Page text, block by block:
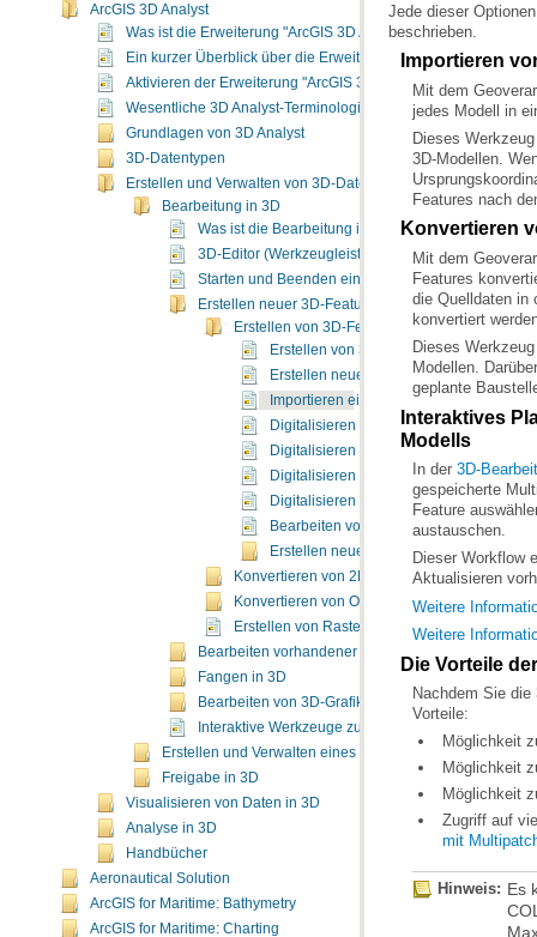
ArcGIS 3D Analyst
Was ist die Erweiterung "ArcGIS 3D Analyst"?
Ein kurzer Überblick über die Erweiterung "ArcGIS 3D Analyst"
Aktivieren der Erweiterung "ArcGIS 3D Analyst"
Wesentliche 3D Analyst-Terminologie
Grundlagen von 3D Analyst
3D-Datentypen
Erstellen und Verwalten von 3D-Daten
Bearbeitung in 3D
Was ist die Bearbeitung in 3D?
3D-Editor (Werkzeugleiste)
Starten und Beenden einer 3D-Editiersitzung
Erstellen neuer 3D-Feature-Daten
Erstellen von 3D-Feature-Daten
Erstellen von 3D-Feature-Daten
Erstellen neuer 3D-Features
Importieren eines vorhandenen 3D-
Digitalisieren von Features auf einer
Digitalisieren von 3D-Feature-
Digitalisieren eines vertikalen
Digitalisieren von neuen Features in
Bearbeiten von Polygonen in 3D
Erstellen neuer Features aus
Konvertieren von 2D-Features in 3D-Features
Konvertieren von Oberflächendaten in
Erstellen von Raster-Oberflächendaten aus
Bearbeiten vorhandener Features in 3D
Fangen in 3D
Bearbeiten von 3D-Grafiken
Interaktive Werkzeuge zur TIN-Bearbeitung
Erstellen und Verwalten eines 3D-Dokuments
Freigabe in 3D
Visualisieren von Daten in 3D
Analyse in 3D
Handbücher
Aeronautical Solution
ArcGIS for Maritime: Bathymetry
ArcGIS for Maritime: Charting
beschrieben.
Importieren
Mit dem
jedes Modell in
Features nach
Konvertieren
Mit dem
Features
konvertiert
geplante
Modells
In der 3D-
austauschen.
Aktualisieren
Weitere
Weitere
Die Vorteile
Vorteile:
Möglichkeit
Möglichkeit
Möglichkeit
Zugriff auf
mit
Hinweis: